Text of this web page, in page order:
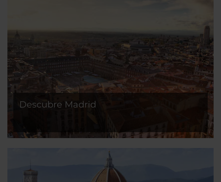
Descubre Madrid